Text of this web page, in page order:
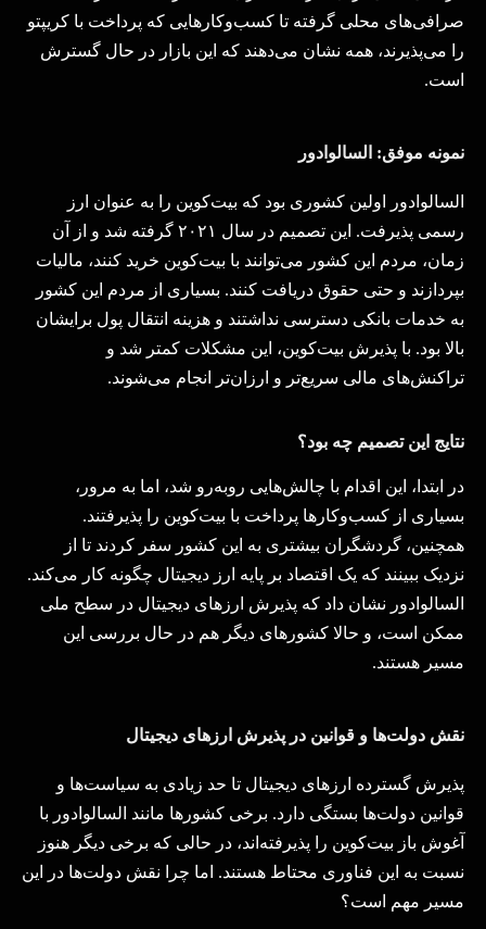
صرافی‌های محلی گرفته تا کسب‌وکارهایی که پرداخت با کریپتو
را می‌پذیرند، همه نشان می‌دهند که این بازار در حال گسترش
است.
نمونه‌ موفق: السالوادور
السالوادور اولین کشوری بود که بیت‌کوین را به عنوان ارز
رسمی پذیرفت. این تصمیم در سال ۲۰۲۱ گرفته شد و از آن
زمان، مردم این کشور می‌توانند با بیت‌کوین خرید کنند، مالیات
بپردازند و حتی حقوق دریافت کنند. بسیاری از مردم این کشور
به خدمات بانکی دسترسی نداشتند و هزینه انتقال پول برایشان
بالا بود. با پذیرش بیت‌کوین، این مشکلات کمتر شد و
تراکنش‌های مالی سریع‌تر و ارزان‌تر انجام می‌شوند.
نتایج این تصمیم چه بود؟
در ابتدا، این اقدام با چالش‌هایی روبه‌رو شد، اما به مرور،
بسیاری از کسب‌وکارها پرداخت با بیت‌کوین را پذیرفتند.
همچنین، گردشگران بیشتری به این کشور سفر کردند تا از
نزدیک ببینند که یک اقتصاد بر پایه ارز دیجیتال چگونه کار می‌کند.
السالوادور نشان داد که پذیرش ارزهای دیجیتال در سطح ملی
ممکن است، و حالا کشورهای دیگر هم در حال بررسی این
مسیر هستند.
نقش دولت‌ها و قوانین در پذیرش ارزهای دیجیتال
پذیرش گسترده ارزهای دیجیتال تا حد زیادی به سیاست‌ها و
قوانین دولت‌ها بستگی دارد. برخی کشورها مانند السالوادور با
آغوش باز بیت‌کوین را پذیرفته‌اند، در حالی که برخی دیگر هنوز
نسبت به این فناوری محتاط هستند. اما چرا نقش دولت‌ها در این
مسیر مهم است؟